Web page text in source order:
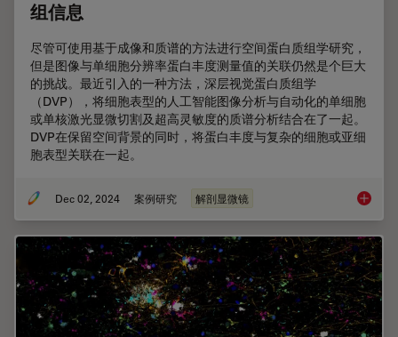
组信息
尽管可使用基于成像和质谱的方法进行空间蛋白质组学研究，
但是图像与单细胞分辨率蛋白丰度测量值的关联仍然是个巨大
的挑战。最近引入的一种方法，深层视觉蛋白质组学
（DVP），将细胞表型的人工智能图像分析与自动化的单细胞
或单核激光显微切割及超高灵敏度的质谱分析结合在了一起。
DVP在保留空间背景的同时，将蛋白丰度与复杂的细胞或亚细
胞表型关联在一起。
Dec 02, 2024 案例研究 解剖显微镜 深度视